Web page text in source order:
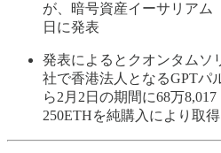
が、暗号資産イーサリアム
日に発表
発表によるとクオンタムソ
社で香港法人となるGPTパ
ら2月2日の期間に68万
250ETHを純購入により取